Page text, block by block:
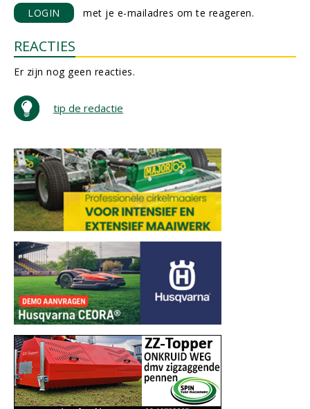
LOGIN met je e-mailadres om te reageren.
REACTIES
Er zijn nog geen reacties.
tip de redactie